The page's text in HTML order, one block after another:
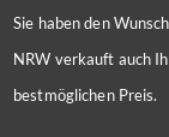
Sie haben den
NRW verkauft auch
bestmöglichen Preis.